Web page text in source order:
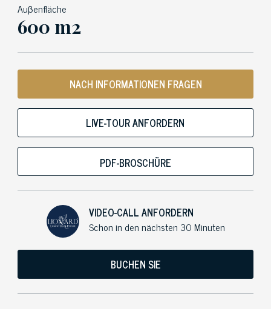
Auβenfläche
600 m2
NACH INFORMATIONEN FRAGEN
LIVE-TOUR ANFORDERN
PDF-BROSCHÜRE
VIDEO-CALL ANFORDERN
Schon in den nächsten 30 Minuten
BUCHEN SIE